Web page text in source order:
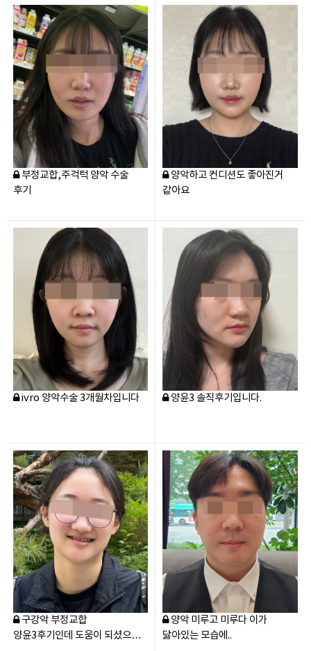
내 얼굴에 대한물음표 [?]
와이에서 마침표를 찍다.[.]
부정교합,주걱턱 양악 수술
후기
양악하고 컨디션도 좋아진거
같아요
ivro 양악수술 3개월차입니다 양윤3 솔직후기입니다.
구강악 부정교합
양윤3후기인데 도움이 되셨으면
양악 미루고 미루다 이가
닳아있는 모습에..